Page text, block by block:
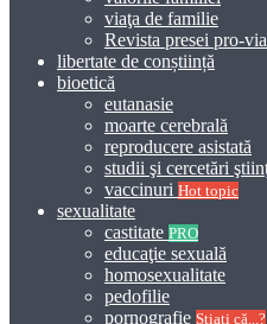
viaţa de familie
Revista presei pro-
libertate de conștiință
bioetică
eutanasie
moarte cerebrală
reproducere asistată
studii şi cercetări
vaccinuri Hot topic
sexualitate
castitate PRO
educaţie sexuală
homosexualitate
pedofilie
pornografie Știați că...?